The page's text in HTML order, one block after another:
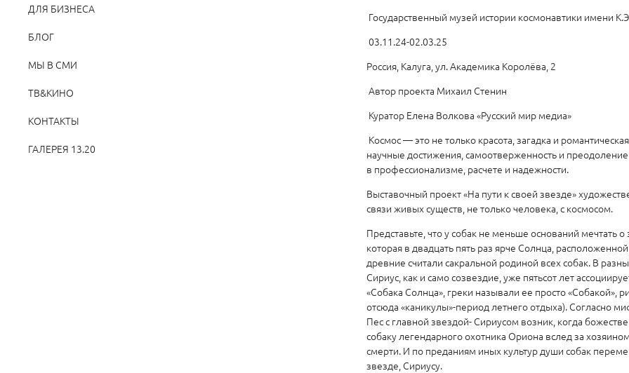
ДЛЯ БИЗНЕСА
БЛОГ
МЫ В СМИ
ТВ&КИНО
КОНТАКТЫ
ГАЛЕРЕЯ 13.20
Государственный музей истории космонавтики имени
03.11.24-02.03.25
Россия, Калуга, ул. Академика Королёва, 2
Автор проекта Михаил Стенин
Куратор Елена Волкова «Русский мир медиа»
Космос — это не только красота, загадка и
научные достижения, самоотверженность и
в профессионализме, расчете и надежности.
Выставочный проект «На пути к своей звезде»
связи живых существ, не только человека, с космосом.
Представьте, что у собак не меньше оснований мечтать
которая в двадцать пять раз ярче Солнца,
древние считали сакральной родиной всех собак. В
Сириус, как и само созвездие, уже пятьсот лет
«Собака Солнца», греки называли ее просто «Собакой»,
отсюда «каникулы»-период летнего отдыха). Согласно
Пес с главной звездой- Сириусом возник, когда
собаку легендарного охотника Ориона вслед за
смерти. И по преданиям иных культур души собак
звезде, Сириусу.